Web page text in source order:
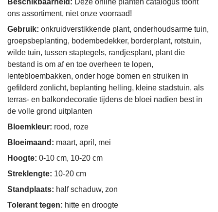
Beschikbaarheid: Deze online planten catalogus toont
ons assortiment, niet onze voorraad!
Gebruik: onkruidverstikkende plant, onderhoudsarme tuin,
groepsbeplanting, bodembedekker, borderplant, rotstuin,
wilde tuin, tussen staptegels, randjesplant, plant die
bestand is om af en toe overheen te lopen,
lentebloembakken, onder hoge bomen en struiken in
gefilderd zonlicht, beplanting helling, kleine stadstuin, als
terras- en balkondecoratie tijdens de bloei nadien best in
de volle grond uitplanten
Bloemkleur: rood, roze
Bloeimaand: maart, april, mei
Hoogte: 0-10 cm, 10-20 cm
Streklengte: 10-20 cm
Standplaats: half schaduw, zon
Tolerant tegen: hitte en droogte